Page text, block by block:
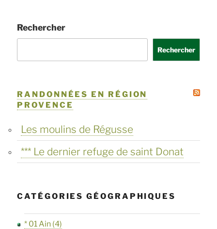
Rechercher
Rechercher
RANDONNÉES EN RÉGION
PROVENCE
Les moulins de Régusse
*** Le dernier refuge de saint Donat
CATÉGORIES GÉOGRAPHIQUES
* 01 Ain (4)